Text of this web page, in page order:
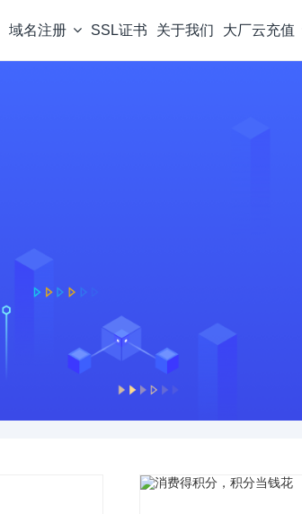
域名注册 SSL证书 关于我们 大厂云充值